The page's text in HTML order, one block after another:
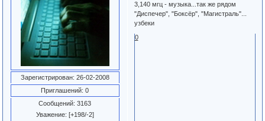
Зарегистрирован: 26-02-2008
Приглашений: 0
Сообщений: 3163
Уважение: [+198/-2]
3,140 мгц - музыка...так же рядом
"Диспечер", "Боксёр", "Магистраль"...
узбеки
0